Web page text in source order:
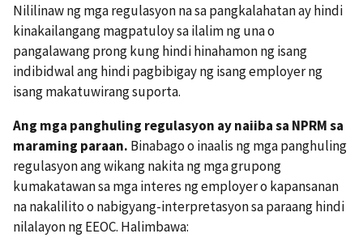
Nililinaw ng mga regulasyon na sa pangkalahatan ay hindi
kinakailangang magpatuloy sa ilalim ng una o
pangalawang prong kung hindi hinahamon ng isang
indibidwal ang hindi pagbibigay ng isang employer ng
isang makatuwirang suporta.
Ang mga panghuling regulasyon ay naiiba sa NPRM sa
maraming paraan. Binabago o inaalis ng mga panghuling
regulasyon ang wikang nakita ng mga grupong
kumakatawan sa mga interes ng employer o kapansanan
na nakalilito o nabigyang-interpretasyon sa paraang hindi
nilalayon ng EEOC. Halimbawa: